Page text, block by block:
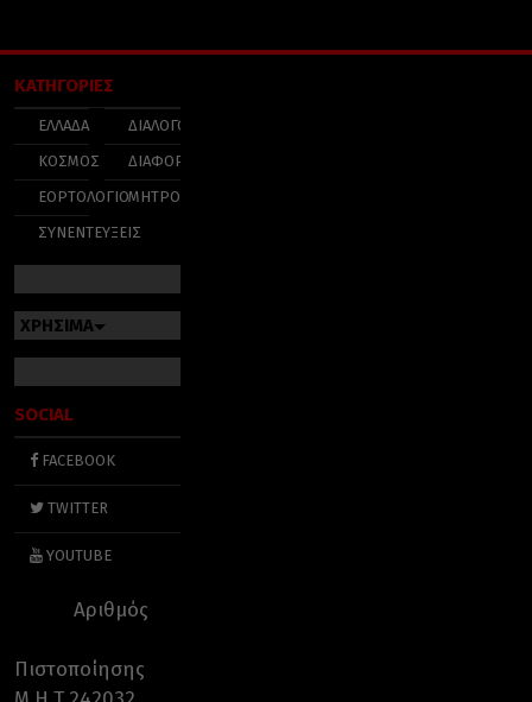
ΚΑΤΗΓΟΡΙΕΣ
ΕΛΛΑΔΑ
ΚΟΣΜΟΣ
ΕΟΡΤΟΛΟΓΙΟ
ΣΥΝΕΝΤΕΥΞΕΙΣ
ΔΙΑΛΟΓΟΣ
ΔΙΑΦΟΡΑ
ΜΗΤΡΟΠΟΛΕΙΣ
ΧΡΗΣΙΜΑ
SOCIAL
FACEBOOK
TWITTER
YOUTUBE
Αριθμός
Πιστοποίησης